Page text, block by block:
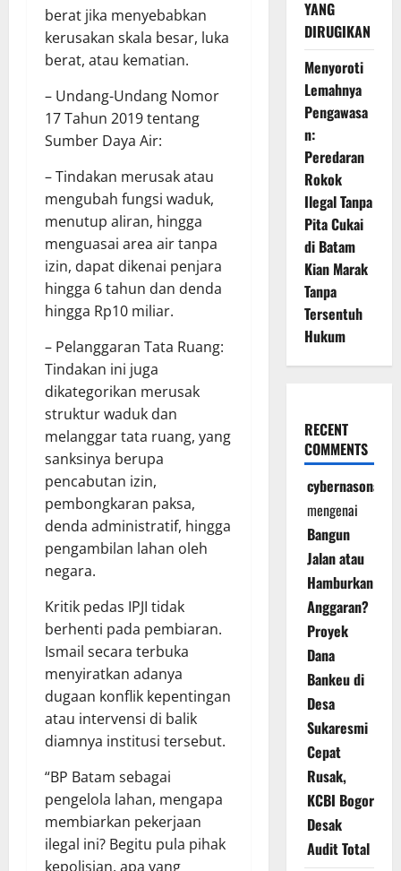
berat jika menyebabkan
kerusakan skala besar, luka
berat, atau kematian.
– Undang-Undang Nomor
17 Tahun 2019 tentang
Sumber Daya Air:
– Tindakan merusak atau
mengubah fungsi waduk,
menutup aliran, hingga
menguasai area air tanpa
izin, dapat dikenai penjara
hingga 6 tahun dan denda
hingga Rp10 miliar.
– Pelanggaran Tata Ruang:
Tindakan ini juga
dikategorikan merusak
struktur waduk dan
melanggar tata ruang, yang
sanksinya berupa
pencabutan izin,
pembongkaran paksa,
denda administratif, hingga
pengambilan lahan oleh
negara.
Kritik pedas IPJI tidak
berhenti pada pembiaran.
Ismail secara terbuka
menyiratkan adanya
dugaan konflik kepentingan
atau intervensi di balik
diamnya institusi tersebut.
“BP Batam sebagai
pengelola lahan, mengapa
membiarkan pekerjaan
ilegal ini? Begitu pula pihak
kepolisian, apa yang
YANG
DIRUGIKAN
Menyoroti
Lemahnya
Pengawasa
n:
Peredaran
Rokok
Ilegal Tanpa
Pita Cukai
di Batam
Kian Marak
Tanpa
Tersentuh
Hukum
RECENT
COMMENTS
cybernasonal
mengenai
Bangun
Jalan atau
Hamburkan
Anggaran?
Proyek
Dana
Bankeu di
Desa
Sukaresmi
Cepat
Rusak,
KCBI Bogor
Desak
Audit Total